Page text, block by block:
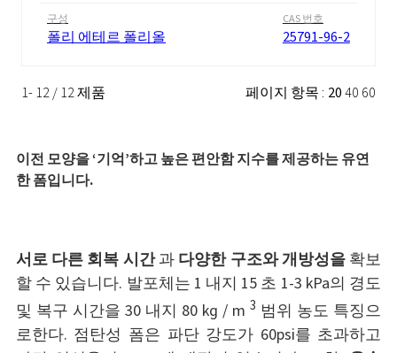
구성
폴리 에테르 폴리올
CAS 번호
25791-96-2
1- 12 / 12 제품 페이지 항목 : 2040 60
이전 모양을 ‘기억’하고 높은 편안함 지수를 제공하는 유연
한 폼입니다.
서로 다른 회복 시간과 다양한 구조와 개방성을확보
할 수 있습니다. 발포체는 1 내지 15 초 1-3 kPa의 경도
및 복구 시간을 30 내지 80 kg / m3 범위 농도 특징으
로한다. 점탄성 폼은 파단 강도가 60psi를 초과하고